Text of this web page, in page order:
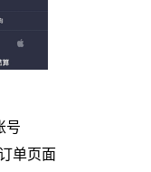
号
单页面